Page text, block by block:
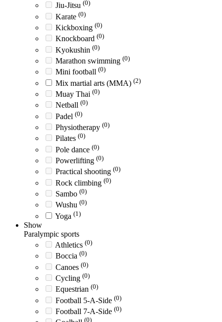
Jiu-Jitsu (0)
Karate (0)
Kickboxing (0)
Knockboard (0)
Kyokushin (0)
Marathon swimming (0)
Mini football (0)
Mix martial arts (MMA) (2)
Muay Thai (0)
Netball (0)
Padel (0)
Physiotherapy (0)
Pilates (0)
Pole dance (0)
Powerlifting (0)
Practical shooting (0)
Rock climbing (0)
Sambo (0)
Wushu (0)
Yoga (1)
Show
Paralympic sports
Athletics (0)
Boccia (0)
Canoes (0)
Cycling (0)
Equestrian (0)
Football 5-A-Side (0)
Football 7-A-Side (0)
(0)